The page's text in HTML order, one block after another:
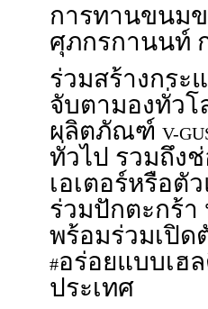
การทานขนม
ศุภกรกานนท์
ร่วมสร้างกร
จับตามองทั่ว
ผลิตภัณฑ์ V-
ทั่วไป รวมถึง
เอเตอร์หรือตั
ร่วมปักตะกร้
พร้อมร่วมเปิ
#อร่อยแบบเฮ
ประเทศ